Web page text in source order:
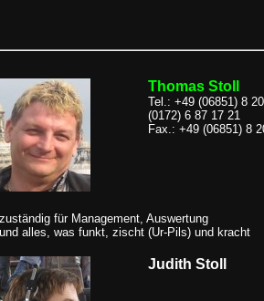
Thomas Stoll
Tel.: +49 (06851) 8
(0172) 6 87 17 21
Fax.: +49 (06851) 8
zuständig für Management, Auswertung
und alles, was funkt, zischt (Ur-Pils) und kracht
Judith Stoll